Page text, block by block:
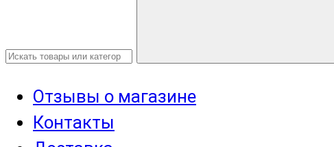
Отзывы о магазине
Контакты